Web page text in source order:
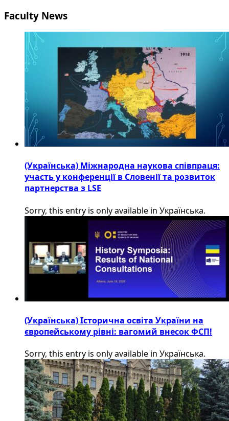
Faculty News
(Українська) Міжнародна наукова співпраця:
участь у конференції в Словенії та розвиток
партнерства з LSE
Sorry, this entry is only available in Українська.
(Українська) Історична освіта України на
європейському рівні: вагомий внесок ФСП!
Sorry, this entry is only available in Українська.